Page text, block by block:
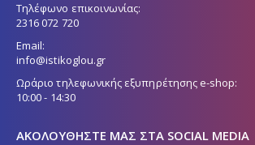
Τηλέφωνο επικοινωνίας:
2316 072 720
Email:
info@istikoglou.gr
Ωράριο τηλεφωνικής εξυπηρέτησης e-shop:
10:00 - 14:30
ΑΚΟΛΟΥΘΉΣΤΕ ΜΑΣ ΣΤΑ SOCIAL MEDIA